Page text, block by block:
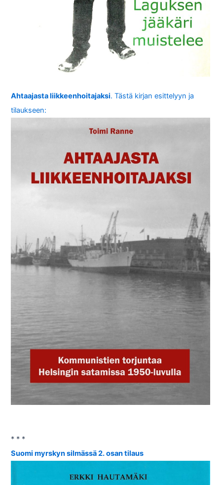
Ahtaajasta liikkeenhoitajaksi. Tästä kirjan esittelyyn ja
tilaukseen:
* * *
Suomi myrskyn silmässä 2. osan tilaus